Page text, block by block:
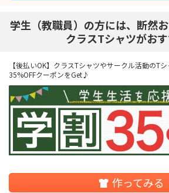
学生（教職員）の方には、断然
クラスTシャツがお
【後払いOK】クラスTシャツやサークル活動のT
35%OFFクーポンをGet♪
作ってみる